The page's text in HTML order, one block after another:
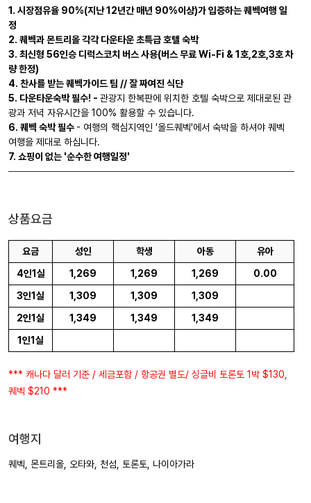
1. 시장점유율 90%(지난 12년간 매년 90%이상)가 입증하는 퀘벡여행 일
정
2. 퀘벡과 몬트리올 각각 다운타운 초특급 호텔 숙박
3. 최신형 56인승 디럭스코치 버스 사용(버스 무료 Wi-Fi & 1호,2호,3호 차
량 한정)
4. 찬사를 받는 퀘벡가이드 팀 // 잘 짜여진 식단
5. 다운타운숙박 필수! - 관광지 한복판에 위치한 호텔 숙박으로 제대로된 관
광과 저녁 자유시간을 100% 활용할 수 있습니다.
6. 퀘벡 숙박 필수 - 여행의 핵심지역인 '올드퀘벡'에서 숙박을 하셔야 퀘벡
여행을 제대로 하십니다.
7. 쇼핑이 없는 '순수한 여행일정'
상품요금
요금 성인 학생 아동
유아
4인1실
1,269 1,269 1,269
0.00
3인1실
1,309 1,309
1,309
2인1실
1,349 1,349
1,349
1인1실
*** 캐나다 달러 기준 / 세금포함 / 항공권 별도/ 싱글비 토론토 1박 $130,
퀘벡 $210 ***
여행지
퀘벡, 몬트리올, 오타와, 천섬, 토론토, 나이아가라